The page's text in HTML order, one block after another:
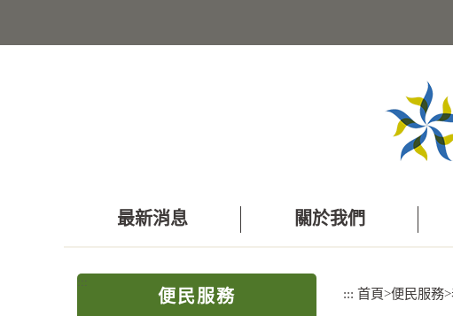
主
最新消息 關於我們
:::
便民服務 ::: 首頁>便民服務>